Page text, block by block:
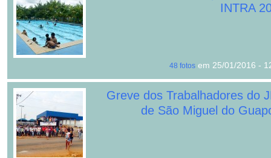
INTRA
48 fotos em 25/01/2016 -
Greve dos Trabalhadores do
de São Miguel do